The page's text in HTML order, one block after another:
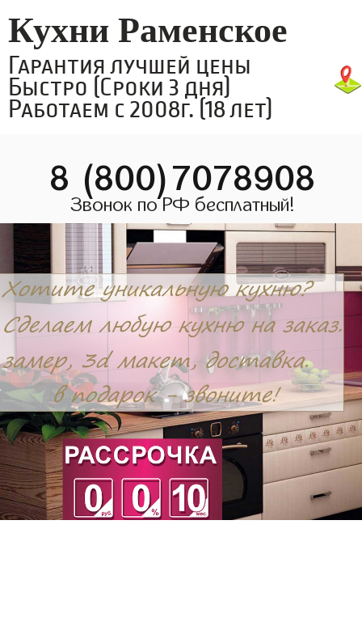
Кухни Раменское
Гарантия лучшей цены
Быстро (Сроки 3 дня)
Работаем с 2008г. (18 лет)
8 (800)7078908
Звонок по РФ бесплатный!